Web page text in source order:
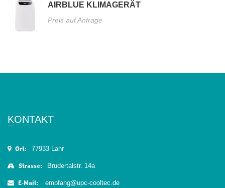
AIRBLUE KLIMAGERÄT
Preis auf Anfrage
KONTAKT
Ort: 77933 Lahr
Strasse: Brudertalstr. 14a
E-Mail: empfang@upc-cooltec.de